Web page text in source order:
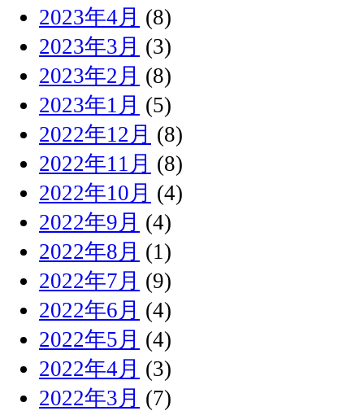
2023年4月 (8)
2023年3月 (3)
2023年2月 (8)
2023年1月 (5)
2022年12月 (8)
2022年11月 (8)
2022年10月 (4)
2022年9月 (4)
2022年8月 (1)
2022年7月 (9)
2022年6月 (4)
2022年5月 (4)
2022年4月 (3)
2022年3月 (7)